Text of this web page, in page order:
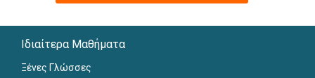
Ιδιαίτερα Μαθήματα
Ξένες Γλώσσες